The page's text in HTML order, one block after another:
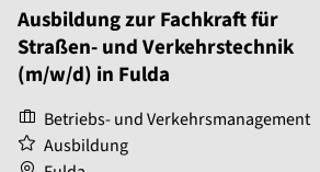
Ausbildung zur Fachkraft für
Straßen- und Verkehrstechnik
(m/w/d) in Fulda
Betriebs- und Verkehrsmanagement
Ausbildung